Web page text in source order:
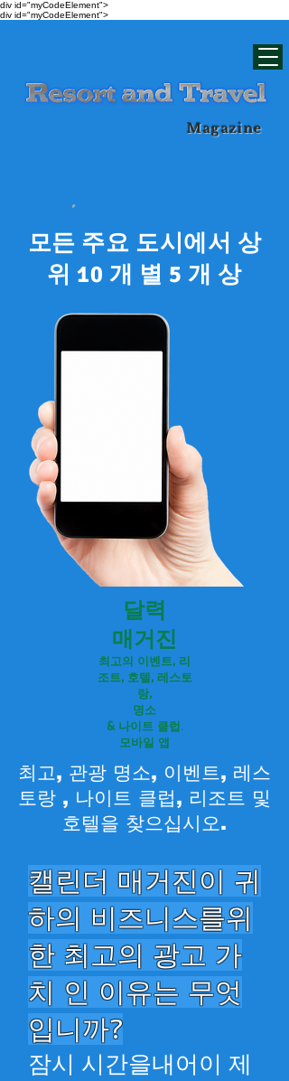
div id="myCodeElement">
div id="myCodeElement">
Magazine
모든 주요 도시에서 상
위 10 개 별 5 개 상
달력
매거진
최고의 이벤트, 리
조트, 호텔, 레스토
랑,
명소
& 나이트 클럽.
모바일 앱
최고, 관광 명소, 이벤트, 레스
토랑 , 나이트 클럽, 리조트 및
호텔을 찾으십시오.
캘린더 매거진이 귀
하의 비즈니스를위
한 최고의 광고 가
치 인 이유는 무엇
입니까?
잠시 시간을내어이 제